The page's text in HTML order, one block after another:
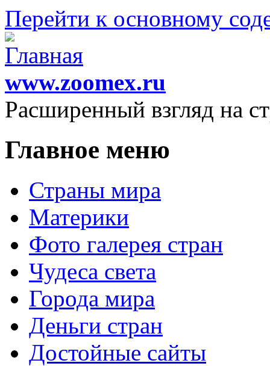
Перейти к основному
www.zoomex.ru
Расширенный взгляд на
Главное меню
Страны мира
Материки
Фото галерея стран
Чудеса света
Города мира
Деньги стран
Достойные сайты